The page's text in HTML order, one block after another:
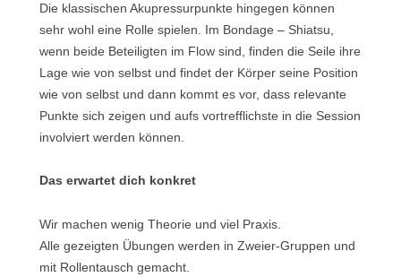
Die klassischen Akupressurpunkte hingegen können
sehr wohl eine Rolle spielen. Im Bondage – Shiatsu,
wenn beide Beteiligten im Flow sind, finden die Seile ihre
Lage wie von selbst und findet der Körper seine Position
wie von selbst und dann kommt es vor, dass relevante
Punkte sich zeigen und aufs vortrefflichste in die Session
involviert werden können.
Das erwartet dich konkret
Wir machen wenig Theorie und viel Praxis.
Alle gezeigten Übungen werden in Zweier-Gruppen und
mit Rollentausch gemacht.